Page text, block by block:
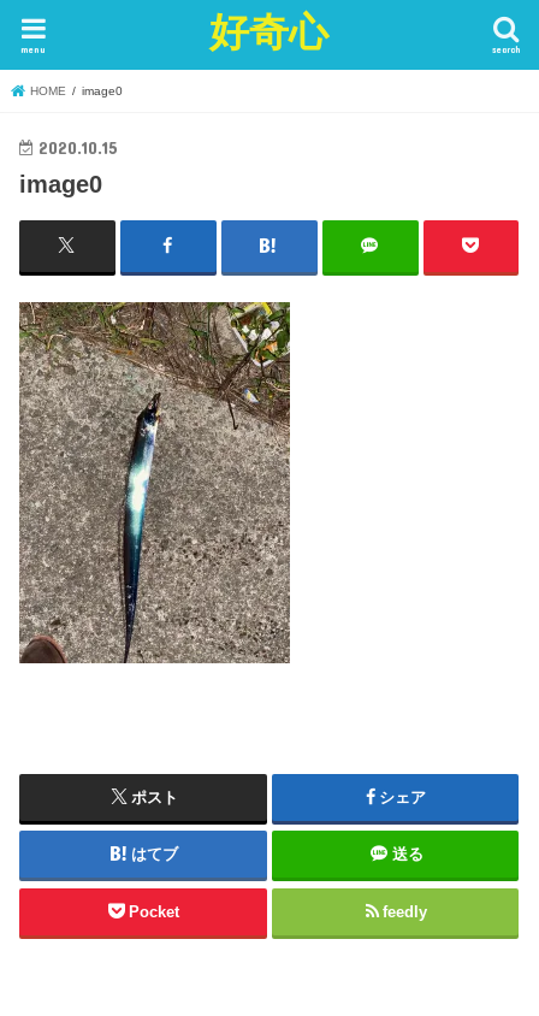
好奇心 search
menu
HOME image0
2020.10.15
image0
ポスト シェア
はてブ 送る
Pocket feedly